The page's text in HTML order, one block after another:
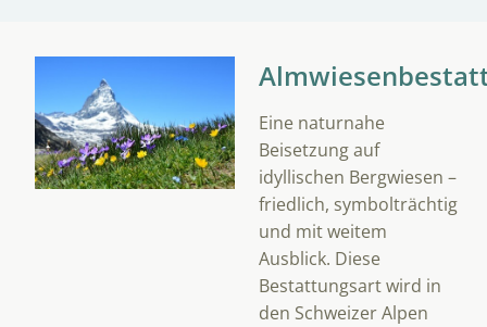
Eine naturnahe
Beisetzung auf
idyllischen Bergwiesen –
friedlich, symbolträchtig
und mit weitem
Ausblick. Diese
Bestattungsart wird in
den Schweizer Alpen